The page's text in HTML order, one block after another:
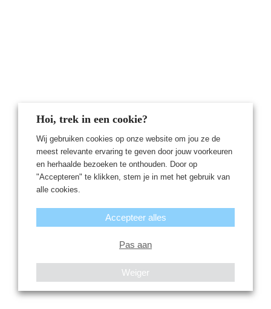
Hoi, trek in een cookie?
Wij gebruiken cookies op onze website om jou ze de
meest relevante ervaring te geven door jouw voorkeuren
en herhaalde bezoeken te onthouden. Door op
"Accepteren" te klikken, stem je in met het gebruik van
alle cookies.
Pas aan
Weiger
Accepteer alles